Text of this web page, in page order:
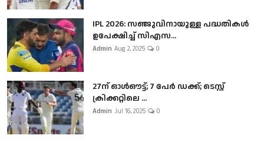
IPL 2026: സഞ്ജുവിനായുള്ള പദ്ധതികൾ
ഉപേക്ഷിച്ച് സിഎസ...
Admin Aug 2, 2025 0
27ന് ഓൾഔട്ട്; 7 പേർ ഡക്ക്; ടെസ്റ്റ്
ക്രിക്കറ്റിലെ ...
Admin Jul 16, 2025 0